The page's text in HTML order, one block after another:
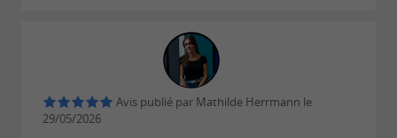
Avis publié par Mathilde Herrmann le
29/05/2026